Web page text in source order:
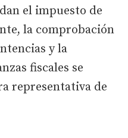
el impuesto de
la comprobación
y la
fiscales se
representativa de